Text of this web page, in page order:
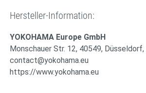
Hersteller-Information:
YOKOHAMA Europe GmbH
Monschauer Str. 12, 40549, Düsseldorf,
contact@yokohama.eu
https://www.yokohama.eu